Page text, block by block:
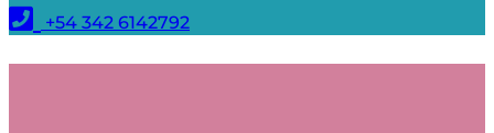
+54 342 6142792